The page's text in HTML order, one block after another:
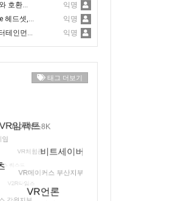
Sony PSVR2, 게임 PC와 호환되도록 하는 것이 유리
익명
Linux 기반 Simula One 헤드셋, 사전 예약 오픈
익명
Vive Flow, VR 차내 엔터테인먼트에서 홀로라이드와 제휴
익명
태그 더보기